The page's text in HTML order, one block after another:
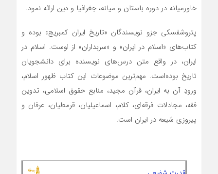
خاورمیانه در دوره باستان و میانه، جغرافیا و دین ارائه نمود.
پتروشفسکی جزو نویسندگان «تاریخ ایران کمبریج» بوده و
کتاب‌های «اسلام در ایران» و «سربداران» از اوست. اسلام در
ایران، در واقع متن درس‌های نویسنده برای دانشجویان
تاریخ بوده‌است. مهم‌ترین موضوعات این کتاب ظهور اسلام،
ورودِ آن به ایران، قرآن مجید، منابع حقوق اسلامی، تدوین
فقه، مجادلات فرقه‌ای، کلام، اسماعیلیان، قرمطیان، عرفان و
پیروزی شیعه در ایران است.